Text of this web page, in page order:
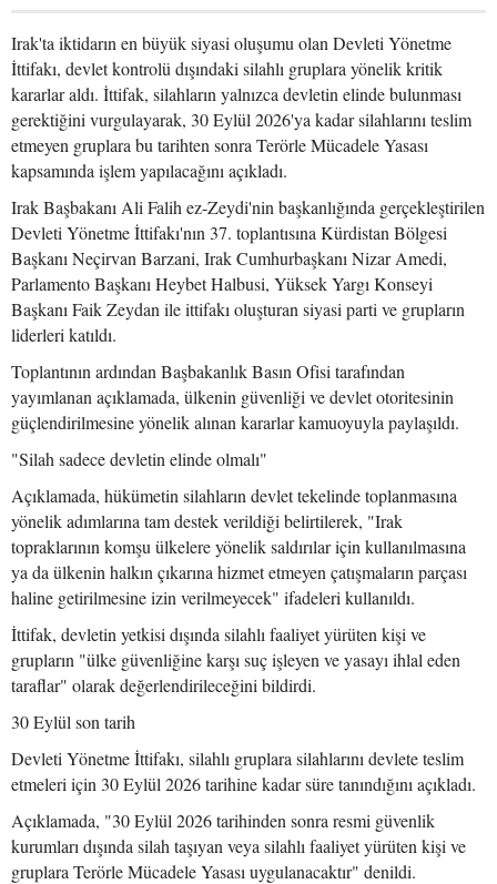
Irak'ta iktidarın en büyük siyasi oluşumu olan Devleti Yönetme
İttifakı, devlet kontrolü dışındaki silahlı gruplara yönelik kritik
kararlar aldı. İttifak, silahların yalnızca devletin elinde bulunması
gerektiğini vurgulayarak, 30 Eylül 2026'ya kadar silahlarını teslim
etmeyen gruplara bu tarihten sonra Terörle Mücadele Yasası
kapsamında işlem yapılacağını açıkladı.
Irak Başbakanı Ali Falih ez-Zeydi'nin başkanlığında gerçekleştirilen
Devleti Yönetme İttifakı'nın 37. toplantısına Kürdistan Bölgesi
Başkanı Neçirvan Barzani, Irak Cumhurbaşkanı Nizar Amedi,
Parlamento Başkanı Heybet Halbusi, Yüksek Yargı Konseyi
Başkanı Faik Zeydan ile ittifakı oluşturan siyasi parti ve grupların
liderleri katıldı.
Toplantının ardından Başbakanlık Basın Ofisi tarafından
yayımlanan açıklamada, ülkenin güvenliği ve devlet otoritesinin
güçlendirilmesine yönelik alınan kararlar kamuoyuyla paylaşıldı.
"Silah sadece devletin elinde olmalı"
Açıklamada, hükümetin silahların devlet tekelinde toplanmasına
yönelik adımlarına tam destek verildiği belirtilerek, "Irak
topraklarının komşu ülkelere yönelik saldırılar için kullanılmasına
ya da ülkenin halkın çıkarına hizmet etmeyen çatışmaların parçası
haline getirilmesine izin verilmeyecek" ifadeleri kullanıldı.
İttifak, devletin yetkisi dışında silahlı faaliyet yürüten kişi ve
grupların "ülke güvenliğine karşı suç işleyen ve yasayı ihlal eden
taraflar" olarak değerlendirileceğini bildirdi.
30 Eylül son tarih
Devleti Yönetme İttifakı, silahlı gruplara silahlarını devlete teslim
etmeleri için 30 Eylül 2026 tarihine kadar süre tanındığını açıkladı.
Açıklamada, "30 Eylül 2026 tarihinden sonra resmi güvenlik
kurumları dışında silah taşıyan veya silahlı faaliyet yürüten kişi ve
gruplara Terörle Mücadele Yasası uygulanacaktır" denildi.